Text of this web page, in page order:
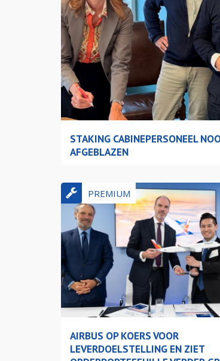
STAKING CABINEPERSONEEL
AFGEBLAZEN
AIRBUS OP KOERS VOOR
LEVERDOELSTELLING EN ZIET